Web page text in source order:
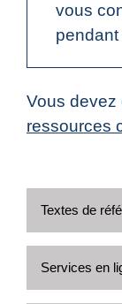
vous
Vous devez
ressources
Textes de
Services en